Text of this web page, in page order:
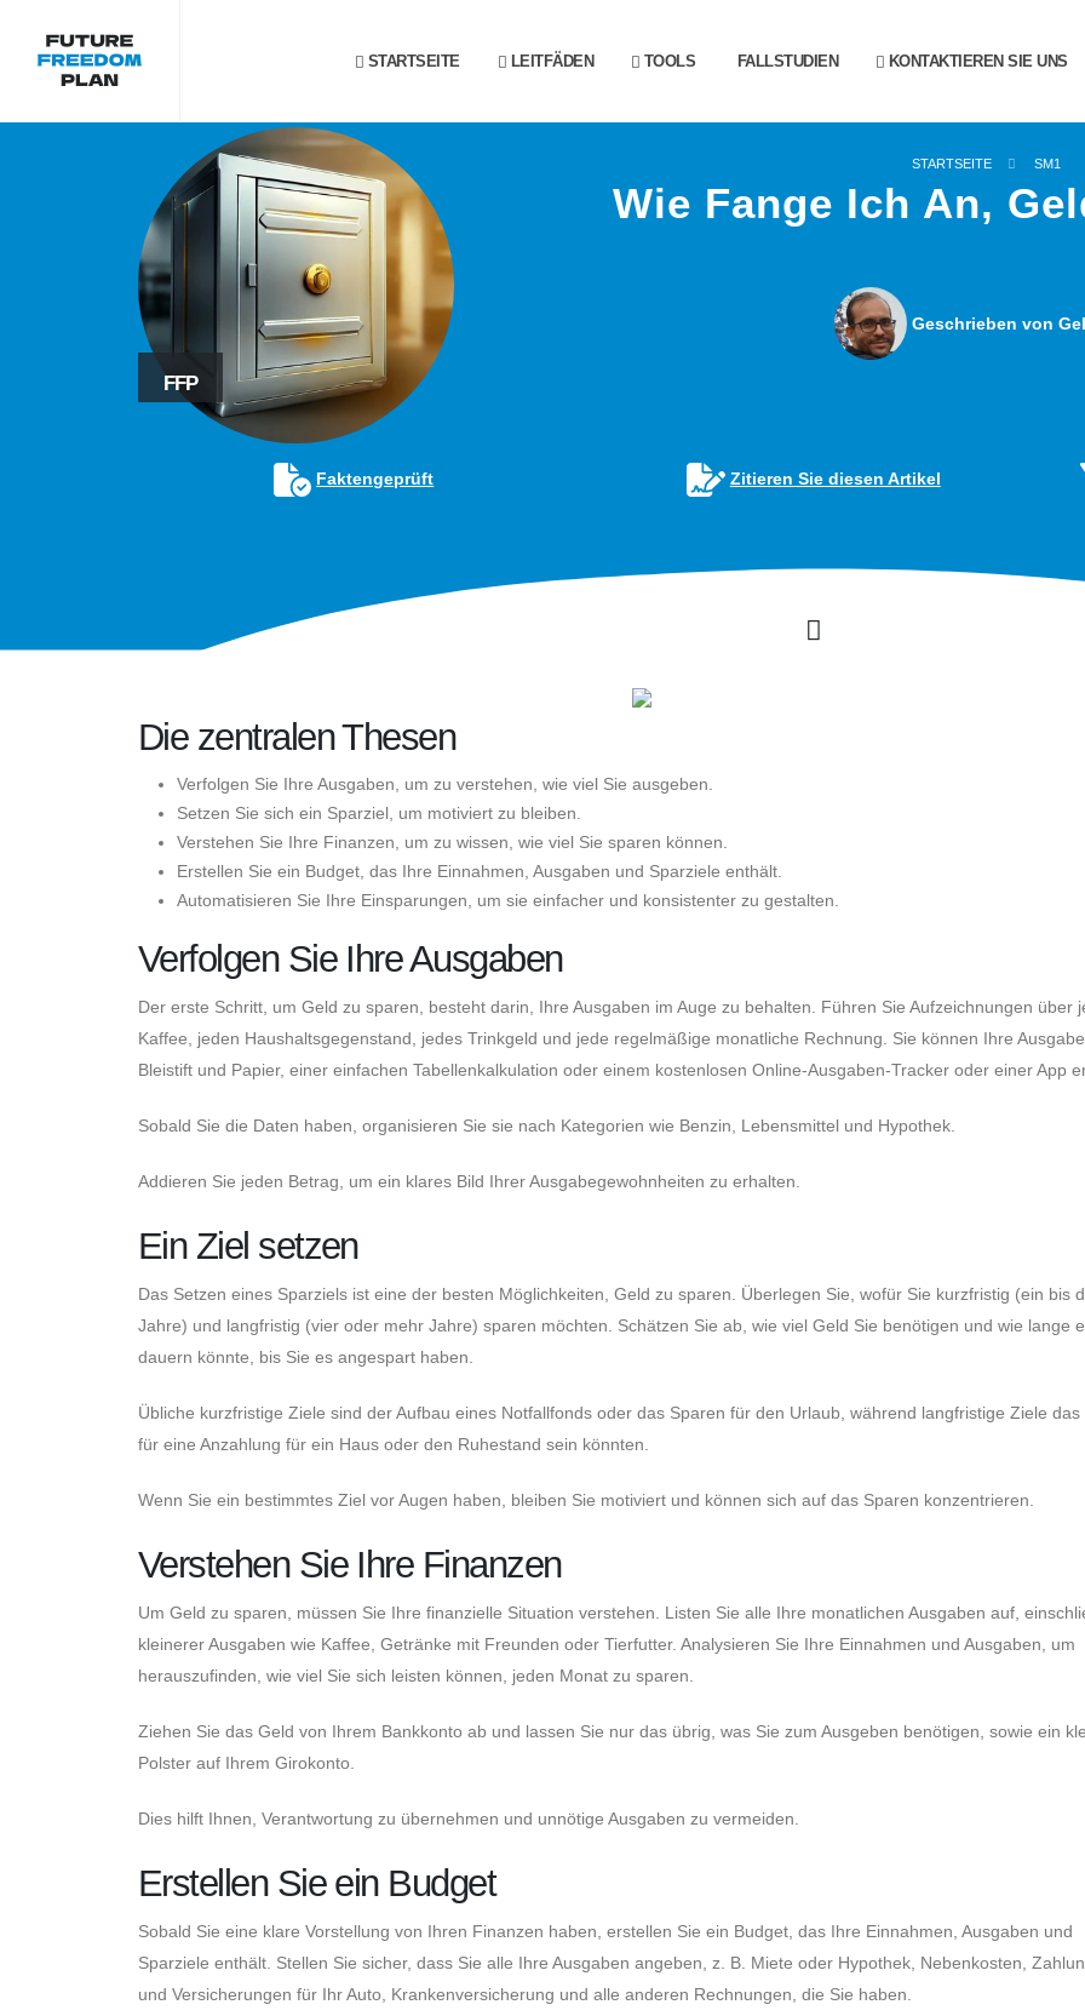
STARTSEITE LEITFÄDEN TOOLS FALLSTUDIEN KONTAKTIEREN SIE UNS
FFP
STARTSEITE SM1
Wie Fange Ich An,
Geschrieben von
Faktengeprüft Zitieren Sie diesen Artikel
Die zentralen Thesen
Verfolgen Sie Ihre Ausgaben, um zu verstehen, wie viel Sie ausgeben.
Setzen Sie sich ein Sparziel, um motiviert zu bleiben.
Verstehen Sie Ihre Finanzen, um zu wissen, wie viel Sie sparen können.
Erstellen Sie ein Budget, das Ihre Einnahmen, Ausgaben und Sparziele enthält.
Automatisieren Sie Ihre Einsparungen, um sie einfacher und konsistenter zu gestalten.
Verfolgen Sie Ihre Ausgaben
Der erste Schritt, um Geld zu sparen, besteht darin, Ihre Ausgaben im Auge zu behalten. Führen Sie Aufzeichnungen über
Kaffee, jeden Haushaltsgegenstand, jedes Trinkgeld und jede regelmäßige monatliche Rechnung. Sie können Ihre
Bleistift und Papier, einer einfachen Tabellenkalkulation oder einem kostenlosen Online-Ausgaben-Tracker oder einer App
Sobald Sie die Daten haben, organisieren Sie sie nach Kategorien wie Benzin, Lebensmittel und Hypothek.
Addieren Sie jeden Betrag, um ein klares Bild Ihrer Ausgabegewohnheiten zu erhalten.
Ein Ziel setzen
Das Setzen eines Sparziels ist eine der besten Möglichkeiten, Geld zu sparen. Überlegen Sie, wofür Sie kurzfristig (ein bis
Jahre) und langfristig (vier oder mehr Jahre) sparen möchten. Schätzen Sie ab, wie viel Geld Sie benötigen und wie lange
dauern könnte, bis Sie es angespart haben.
Übliche kurzfristige Ziele sind der Aufbau eines Notfallfonds oder das Sparen für den Urlaub, während langfristige Ziele das
für eine Anzahlung für ein Haus oder den Ruhestand sein könnten.
Wenn Sie ein bestimmtes Ziel vor Augen haben, bleiben Sie motiviert und können sich auf das Sparen konzentrieren.
Verstehen Sie Ihre Finanzen
Um Geld zu sparen, müssen Sie Ihre finanzielle Situation verstehen. Listen Sie alle Ihre monatlichen Ausgaben auf,
kleinerer Ausgaben wie Kaffee, Getränke mit Freunden oder Tierfutter. Analysieren Sie Ihre Einnahmen und Ausgaben, um
herauszufinden, wie viel Sie sich leisten können, jeden Monat zu sparen.
Ziehen Sie das Geld von Ihrem Bankkonto ab und lassen Sie nur das übrig, was Sie zum Ausgeben benötigen, sowie ein
Polster auf Ihrem Girokonto.
Dies hilft Ihnen, Verantwortung zu übernehmen und unnötige Ausgaben zu vermeiden.
Erstellen Sie ein Budget
Sobald Sie eine klare Vorstellung von Ihren Finanzen haben, erstellen Sie ein Budget, das Ihre Einnahmen, Ausgaben und
Sparziele enthält. Stellen Sie sicher, dass Sie alle Ihre Ausgaben angeben, z. B. Miete oder Hypothek, Nebenkosten,
und Versicherungen für Ihr Auto, Krankenversicherung und alle anderen Rechnungen, die Sie haben.